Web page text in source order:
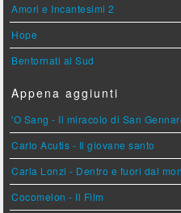
Amori e Incantesimi 2
Hope
Bentornati al Sud
Appena aggiunti
'O Sang - Il miracolo di San
Carlo Acutis - Il giovane santo
Carla Lonzi - Dentro e fuori dal
Cocomelon - Il Film